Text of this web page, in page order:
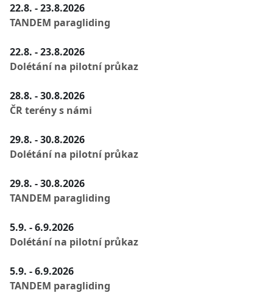
22.8. - 23.8.2026
TANDEM paragliding
22.8. - 23.8.2026
Dolétání na pilotní průkaz
28.8. - 30.8.2026
ČR terény s námi
29.8. - 30.8.2026
Dolétání na pilotní průkaz
29.8. - 30.8.2026
TANDEM paragliding
5.9. - 6.9.2026
Dolétání na pilotní průkaz
5.9. - 6.9.2026
TANDEM paragliding